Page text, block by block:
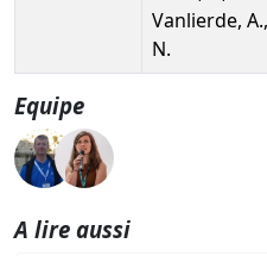
Vanlierde,
N.
Equipe
A lire aussi